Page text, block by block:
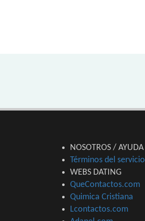
NOSOTROS / AYUDA
Términos del servicio
WEBS DATING
QueContactos.com
Quimica Cristiana
Lcontactos.com